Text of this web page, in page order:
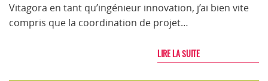
Vitagora en tant qu’ingénieur innovation, j’ai bien vite
compris que la coordination de projet…
LIRE LA SUITE